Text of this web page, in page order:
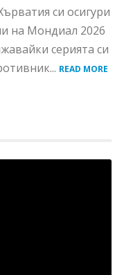
си осигури
на Мондиал 2026
серията си
READ MORE